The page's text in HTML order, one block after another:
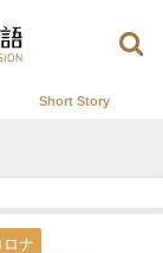
Short Story
ロナ